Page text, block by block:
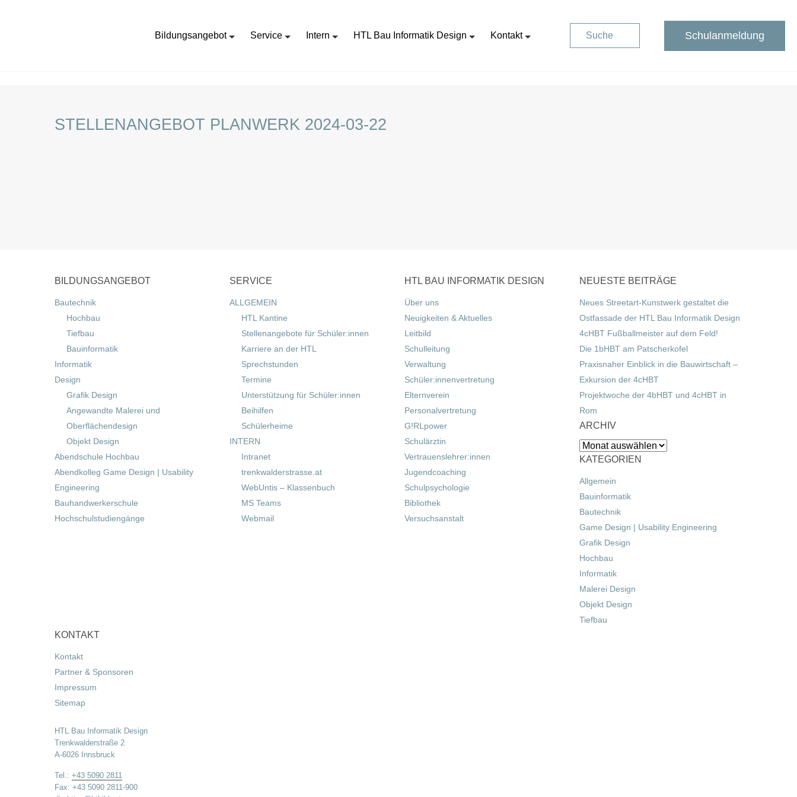
Bildungsangebot Service Intern HTL Bau Informatik Design Kontakt Suche Schulanmeldung
STELLENANGEBOT PLANWERK 2024-03-22
BILDUNGSANGEBOT
Bautechnik
Hochbau
Tiefbau
Bauinformatik
Informatik
Design
Grafik Design
Angewandte Malerei und
Oberflächendesign
Objekt Design
Abendschule Hochbau
Abendkolleg Game Design | Usability
Engineering
Bauhandwerkerschule
Hochschulstudiengänge
SERVICE
ALLGEMEIN
HTL Kantine
Stellenangebote für Schüler:innen
Karriere an der HTL
Sprechstunden
Termine
Unterstützung für Schüler:innen
Beihilfen
Schülerheime
INTERN
Intranet
trenkwalderstrasse.at
WebUntis – Klassenbuch
MS Teams
Webmail
HTL BAU INFORMATIK DESIGN
Über uns
Neuigkeiten & Aktuelles
Leitbild
Schulleitung
Verwaltung
Schüler:innenvertretung
Elternverein
Personalvertretung
G!RLpower
Schulärztin
Vertrauenslehrer:innen
Jugendcoaching
Schulpsychologie
Bibliothek
Versuchsanstalt
NEUESTE BEITRÄGE
Neues Streetart-Kunstwerk gestaltet die
Ostfassade der HTL Bau Informatik Design
4cHBT Fußballmeister auf dem Feld!
Die 1bHBT am Patscherkofel
Praxisnaher Einblick in die Bauwirtschaft –
Exkursion der 4cHBT
Projektwoche der 4bHBT und 4cHBT in
Rom
ARCHIV
Archiv
KATEGORIEN
Allgemein
Bauinformatik
Bautechnik
Game Design | Usability Engineering
Grafik Design
Hochbau
Informatik
Malerei Design
Objekt Design
Tiefbau
KONTAKT
Kontakt
Partner & Sponsoren
Impressum
Sitemap
HTL Bau Informatik Design
Trenkwalderstraße 2
A-6026 Innsbruck
Tel.: +43 5090 2811
Fax: +43 5090 2811-900